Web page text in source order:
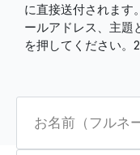
に直接送付されます
ールアドレス、主題
を押してください。